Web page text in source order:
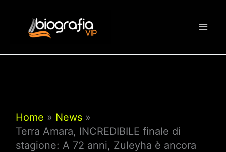
contenuto
Home
News
Terra Amara, INCREDIBILE finale di
stagione: A 72 anni, Zuleyha è ancora